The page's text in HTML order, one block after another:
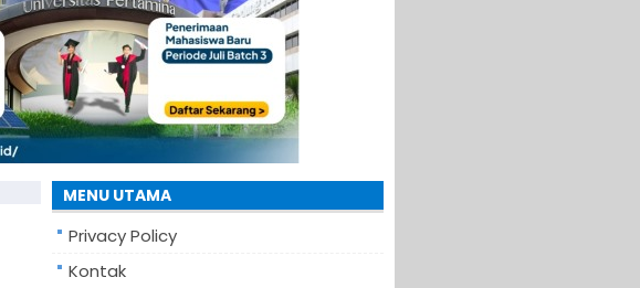
MENU UTAMA
Privacy Policy
Kontak